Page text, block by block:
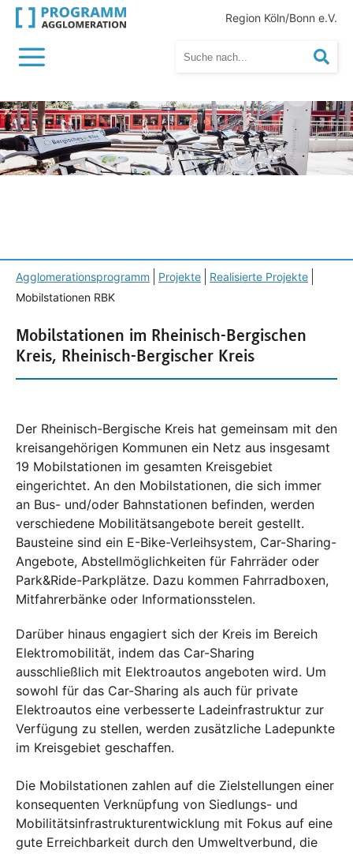
Region Köln/Bonn e.V.
Menü
Agglomerationsprogramm Projekte
Realisierte Projekte
Mobilstationen RBK
Mobilstationen im Rheinisch-Bergischen
Kreis, Rheinisch-Bergischer Kreis
Der Rheinisch-Bergische Kreis hat gemeinsam mit den
kreisangehörigen Kommunen ein Netz aus insgesamt
19 Mobilstationen im gesamten Kreisgebiet
eingerichtet. An den Mobilstationen, die sich immer
an Bus- und/oder Bahnstationen befinden, werden
verschiedene Mobilitätsangebote bereit gestellt.
Bausteine sind ein E-Bike-Verleihsystem, Car-Sharing-
Angebote, Abstellmöglichkeiten für Fahrräder oder
Park&Ride-Parkplätze. Dazu kommen Fahrradboxen,
Mitfahrerbänke oder Informationsstelen.
Darüber hinaus engagiert sich der Kreis im Bereich
Elektromobilität, indem das Car-Sharing
ausschließlich mit Elektroautos angeboten wird. Um
sowohl für das Car-Sharing als auch für private
Elektroautos eine verbesserte Ladeinfrastruktur zur
Verfügung zu stellen, werden zusätzliche Ladepunkte
im Kreisgebiet geschaffen.
Die Mobilstationen zahlen auf die Zielstellungen einer
konsequenten Verknüpfung von Siedlungs- und
Mobilitätsinfrastrukturentwicklung mit Fokus auf eine
gute Erreichbarkeit durch den Umweltverbund, die